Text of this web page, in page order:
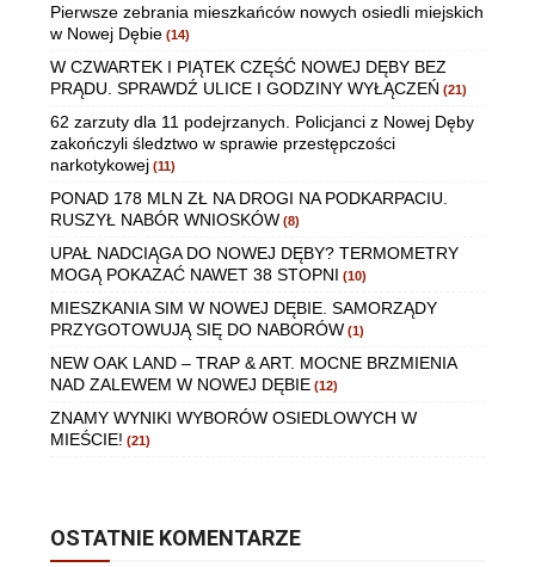
Pierwsze zebrania mieszkańców nowych osiedli miejskich
w Nowej Dębie (14)
W CZWARTEK I PIĄTEK CZĘŚĆ NOWEJ DĘBY BEZ
PRĄDU. SPRAWDŹ ULICE I GODZINY WYŁĄCZEŃ (21)
62 zarzuty dla 11 podejrzanych. Policjanci z Nowej Dęby
zakończyli śledztwo w sprawie przestępczości
narkotykowej (11)
PONAD 178 MLN ZŁ NA DROGI NA PODKARPACIU.
RUSZYŁ NABÓR WNIOSKÓW (8)
UPAŁ NADCIĄGA DO NOWEJ DĘBY? TERMOMETRY
MOGĄ POKAZAĆ NAWET 38 STOPNI (10)
MIESZKANIA SIM W NOWEJ DĘBIE. SAMORZĄDY
PRZYGOTOWUJĄ SIĘ DO NABORÓW (1)
NEW OAK LAND – TRAP & ART. MOCNE BRZMIENIA
NAD ZALEWEM W NOWEJ DĘBIE (12)
ZNAMY WYNIKI WYBORÓW OSIEDLOWYCH W
MIEŚCIE! (21)
OSTATNIE KOMENTARZE